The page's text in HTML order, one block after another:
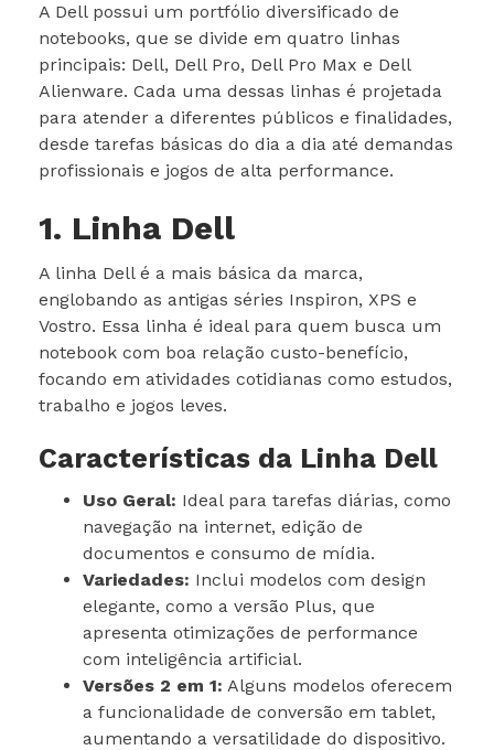
A Dell possui um portfólio diversificado de
notebooks, que se divide em quatro linhas
principais: Dell, Dell Pro, Dell Pro Max e Dell
Alienware. Cada uma dessas linhas é projetada
para atender a diferentes públicos e finalidades,
desde tarefas básicas do dia a dia até demandas
profissionais e jogos de alta performance.
1. Linha Dell
A linha Dell é a mais básica da marca,
englobando as antigas séries Inspiron, XPS e
Vostro. Essa linha é ideal para quem busca um
notebook com boa relação custo-benefício,
focando em atividades cotidianas como estudos,
trabalho e jogos leves.
Características da Linha Dell
Uso Geral: Ideal para tarefas diárias, como
navegação na internet, edição de
documentos e consumo de mídia.
Variedades: Inclui modelos com design
elegante, como a versão Plus, que
apresenta otimizações de performance
com inteligência artificial.
Versões 2 em 1: Alguns modelos oferecem
a funcionalidade de conversão em tablet,
aumentando a versatilidade do dispositivo.